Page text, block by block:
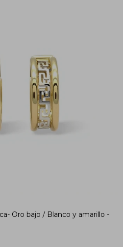
Oro bajo / Blanco y amarillo -